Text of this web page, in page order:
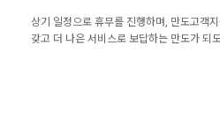
상기 일정으로 휴무를 진행하며, 만도고객
갖고 더 나은 서비스로 보답하는 만도가 되